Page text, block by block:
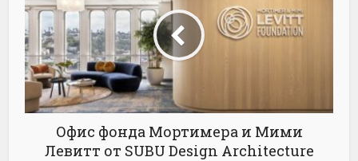
Офис фонда Мортимера и Мими
Левитт от SUBU Design Architecture